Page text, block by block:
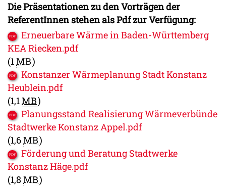
Die Präsentationen zu den Vorträgen der
ReferentInnen stehen als Pdf zur Verfügung:
Erneuerbare Wärme in Baden-Württemberg
KEA Riecken.pdf
(1MB)
Konstanzer Wärmeplanung Stadt Konstanz
Heublein.pdf
(1,1MB)
Planungsstand Realisierung Wärmeverbünde
Stadtwerke Konstanz Appel.pdf
(1,6MB)
Förderung und Beratung Stadtwerke
Konstanz Häge.pdf
(1,8 MB)